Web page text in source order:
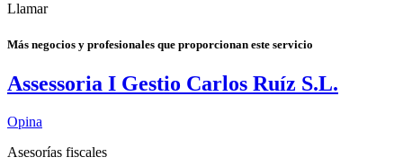
Llamar
Más negocios y profesionales que proporcionan este servicio
Assessoria I Gestio Carlos Ruíz S.L.
Opina
Asesorías fiscales